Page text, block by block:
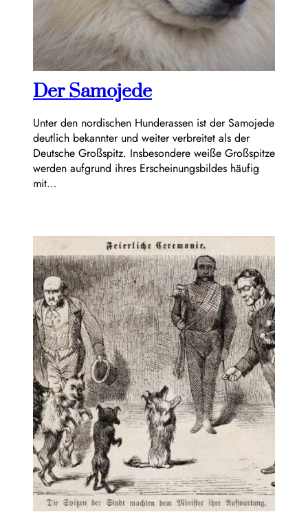
Der Samojede
Unter den nordischen Hunderassen ist der Samojede
deutlich bekannter und weiter verbreitet als der
Deutsche Großspitz. Insbesondere weiße Großspitze
werden aufgrund ihres Erscheinungsbildes häufig
mit…